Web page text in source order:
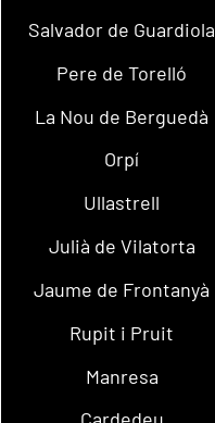
Salvador de Guardiola
Pere de Torelló
La Nou de Berguedà
Orpí
Ullastrell
Julià de Vilatorta
Jaume de Frontanyà
Rupit i Pruit
Manresa